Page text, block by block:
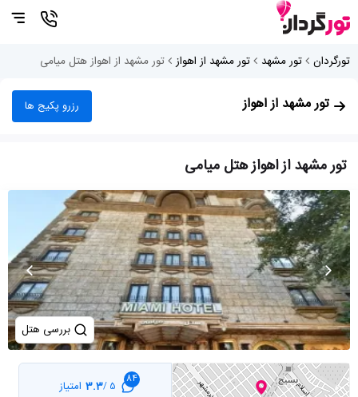
تورگردان تور مشهد تور مشهد از اهواز تور مشهد از اهواز هتل میامی
تور مشهد از اهواز رزرو پکیج ها
تور مشهد از اهواز هتل میامی
بررسی هتل
84
5 /
3.3 امتیاز